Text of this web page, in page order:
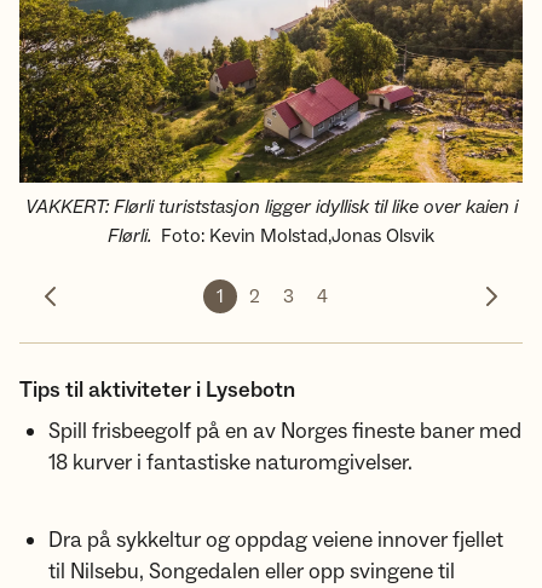
VAKKERT: Flørli turiststasjon ligger idyllisk til like over kaien i
Flørli. Foto: Kevin Molstad,Jonas Olsvik
Forrige bilde
1 2 3 4
Tips til aktiviteter i Lysebotn
Spill frisbeegolf på en av Norges fineste baner med
18 kurver i fantastiske naturomgivelser.
Dra på sykkeltur og oppdag veiene innover fjellet
til Nilsebu, Songedalen eller opp svingene til